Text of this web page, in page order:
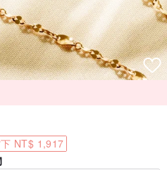
NT$ 1,917